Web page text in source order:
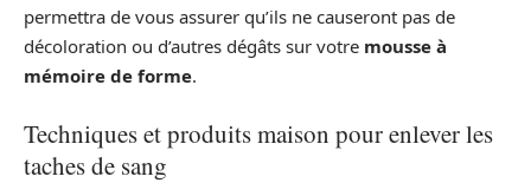
permettra de vous assurer qu’ils ne causeront pas de
décoloration ou d’autres dégâts sur votre mousse à
mémoire de forme.
Techniques et produits maison pour enlever les
taches de sang